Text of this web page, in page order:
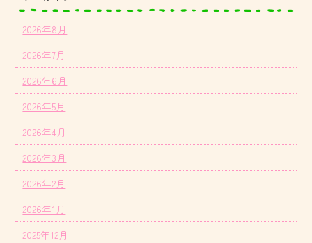
2026年8月
2026年7月
2026年6月
2026年5月
2026年4月
2026年3月
2026年2月
2026年1月
2025年12月